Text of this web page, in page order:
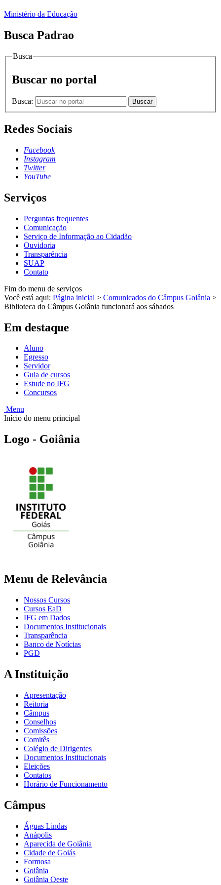
Ministério da Educação
Busca Padrao
Busca
Buscar no portal
Busca: Buscar
Redes Sociais
Facebook
Instagram
Twitter
YouTube
Serviços
Perguntas frequentes
Comunicação
Serviço de Informação ao Cidadão
Ouvidoria
Transparência
SUAP
Contato
Fim do menu de serviços
Você está aqui: Página inicial > Comunicados do Câmpus Goiânia >
Biblioteca do Câmpus Goiânia funcionará aos sábados
Em destaque
Aluno
Egresso
Servidor
Guia de cursos
Estude no IFG
Concursos
Menu
Início do menu principal
Logo - Goiânia
Menu de Relevância
Nossos Cursos
Cursos EaD
IFG em Dados
Documentos Institucionais
Transparência
Banco de Notícias
PGD
A Instituição
Apresentação
Reitoria
Câmpus
Conselhos
Comissões
Comitês
Colégio de Dirigentes
Documentos Institucionais
Eleições
Contatos
Horário de Funcionamento
Câmpus
Águas Lindas
Anápolis
Aparecida de Goiânia
Cidade de Goiás
Formosa
Goiânia
Goiânia Oeste